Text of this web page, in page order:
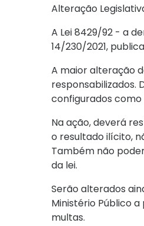
Alteração
A Lei 8429/92 - a
14/230/2021,
A maior alteração
responsabilizados.
configurados
Na ação, deverá
o resultado ilícito,
Também não
da lei.
Serão alterados
Ministério Público
multas.